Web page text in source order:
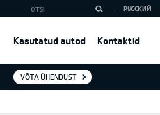
Kasutatud autod Kontaktid
РУССКИЙ
VÕTA ÜHENDUST